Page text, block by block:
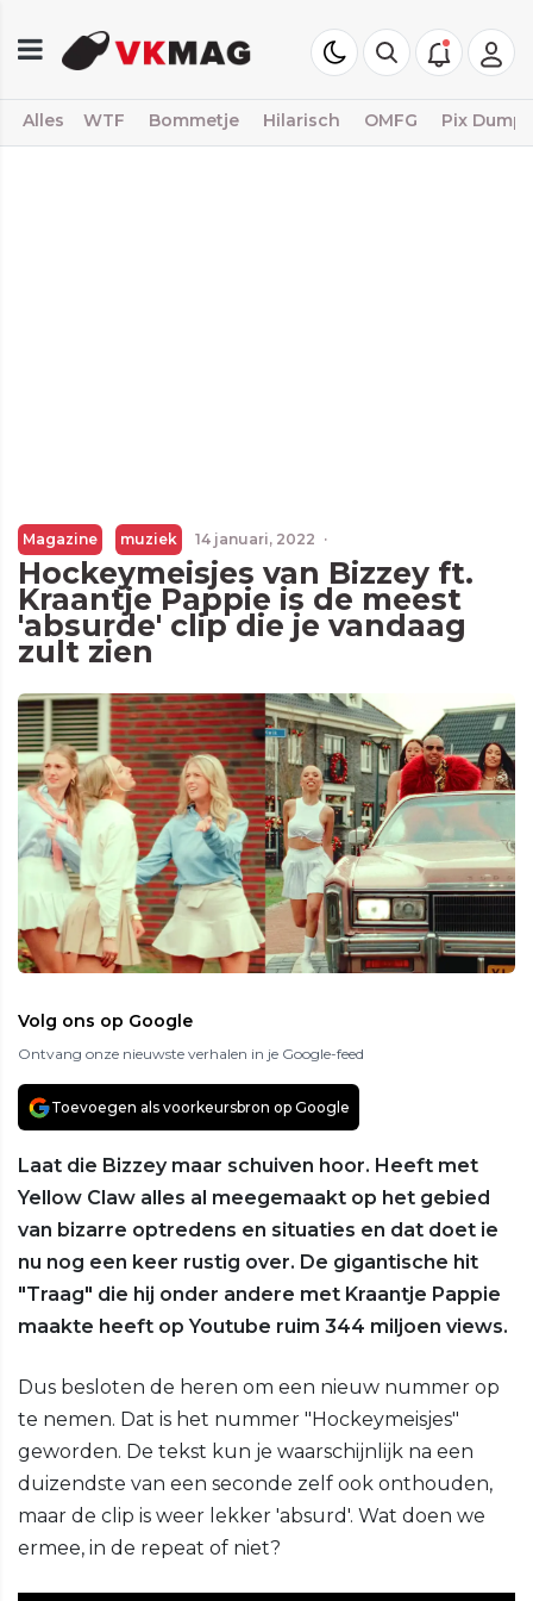
Alles WTF Bommetje Hilarisch OMFG Pix Dump
Magazine muziek 14 januari, 2022 ·
Hockeymeisjes van Bizzey ft.
Kraantje Pappie is de meest
'absurde' clip die je vandaag
zult zien
Volg ons op Google
Ontvang onze nieuwste verhalen in je Google-feed
Toevoegen als voorkeursbron op Google
Laat die Bizzey maar schuiven hoor. Heeft met
Yellow Claw alles al meegemaakt op het gebied
van bizarre optredens en situaties en dat doet ie
nu nog een keer rustig over. De gigantische hit
"Traag" die hij onder andere met Kraantje Pappie
maakte heeft op Youtube ruim 344 miljoen views.
Dus besloten de heren om een nieuw nummer op
te nemen. Dat is het nummer "Hockeymeisjes"
geworden. De tekst kun je waarschijnlijk na een
duizendste van een seconde zelf ook onthouden,
maar de clip is weer lekker 'absurd'. Wat doen we
ermee, in de repeat of niet?